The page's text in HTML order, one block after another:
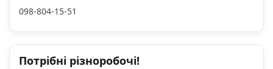
098-804-15-51
Потрібні різноробочі!